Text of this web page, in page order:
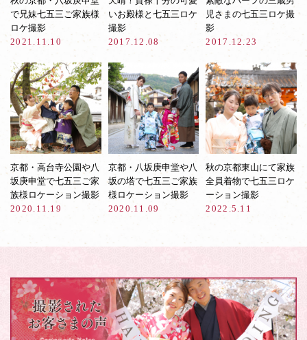
で兄妹七五三ご家族様
ロケ撮影
2021.11.10
いお殿様と七五三ロケ
撮影
2017.12.08
児さまの七五三ロケ撮
影
2017.12.23
京都・高台寺公園や八
坂庚申堂で七五三ご家
族様ロケーション撮影
2020.11.19
京都・八坂庚申堂や八
坂の塔で七五三ご家族
様ロケーション撮影
2020.11.09
秋の京都東山にて家族
全員着物で七五三ロケ
ーション撮影
2022.5.11